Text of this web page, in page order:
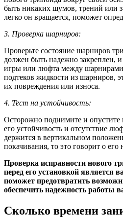
быть никаких шумов, трений или
легко он вращается, поможет
3. Проверка шарниров:
Проверьте состояние шарниров
должен быть надежно закреплен,
игры или люфта между
подтеков жидкости из шарниров,
их повреждения или износа.
4. Тест на устойчивость:
Осторожно поднимите и опустите
его устойчивость и отсутствие
держится в вертикальном
покачивания, то это говорит о
Проверка исправности нового
перед его установкой
поможет предотвратить
обеспечить надежность работы
Сколько времени